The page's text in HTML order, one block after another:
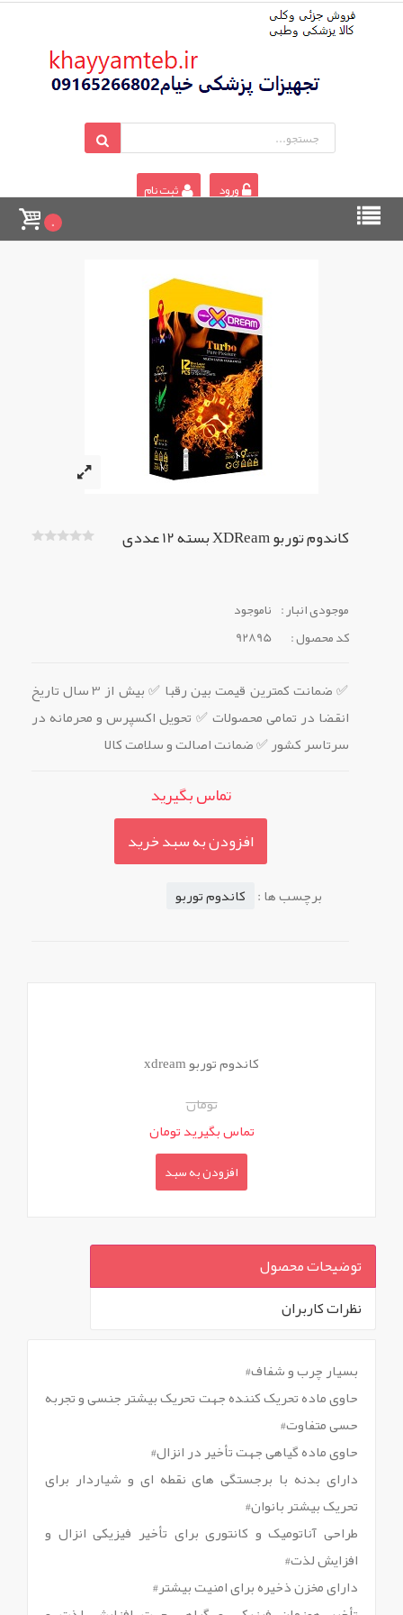
ورود ثبت نام
0
کاندوم توربو XDReam بسته 12 عددی
موجودی انبار : ناموجود
کد محصول :
92895
✅ ضمانت کمترین قیمت بین رقبا ✅ بیش از 3 سال تاریخ
انقضا در تمامی محصولات ✅ تحویل اکسپرس و محرمانه در
سرتاسر کشور ✅ ضمانت اصالت و سلامت کالا
تماس بگیرید
افزودن به سبد خرید
برچسب ها : کاندوم توربو
کاندوم توربو xdream
تومان
تماس بگیرید تومان
افزودن به سبد
توضیحات محصول
نظرات کاربران
بسیار چرب و شفاف#
حاوی ماده تحریک کننده جهت تحریک بیشتر جنسی و تجربه
حسی متفاوت#
حاوی ماده گیاهی جهت تأخیر در انزال#
دارای بدنه با برجستگی های نقطه ای و شیاردار برای
تحریک بیشتر بانوان#
طراحی آناتومیک و کانتوری برای تأخیر فیزیکی انزال و
افزایش لذت#
دارای مخزن ذخیره برای امنیت بیشتر#